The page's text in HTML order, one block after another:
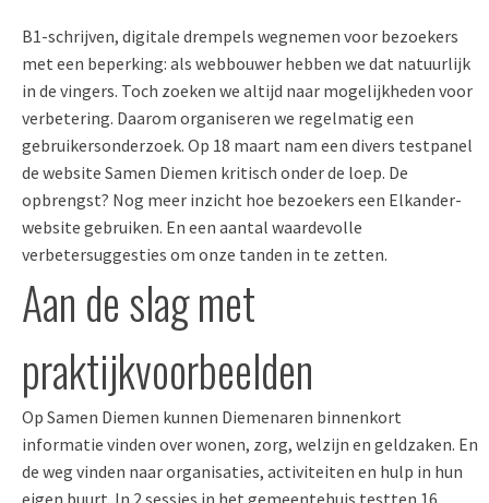
B1-schrijven, digitale drempels wegnemen voor bezoekers
met een beperking: als webbouwer hebben we dat natuurlijk
in de vingers. Toch zoeken we altijd naar mogelijkheden voor
verbetering. Daarom organiseren we regelmatig een
gebruikersonderzoek. Op 18 maart nam een divers testpanel
de website Samen Diemen kritisch onder de loep. De
opbrengst? Nog meer inzicht hoe bezoekers een Elkander-
website gebruiken. En een aantal waardevolle
verbetersuggesties om onze tanden in te zetten.
Aan de slag met
praktijkvoorbeelden
Op Samen Diemen kunnen Diemenaren binnenkort
informatie vinden over wonen, zorg, welzijn en geldzaken. En
de weg vinden naar organisaties, activiteiten en hulp in hun
eigen buurt. In 2 sessies in het gemeentehuis testten 16